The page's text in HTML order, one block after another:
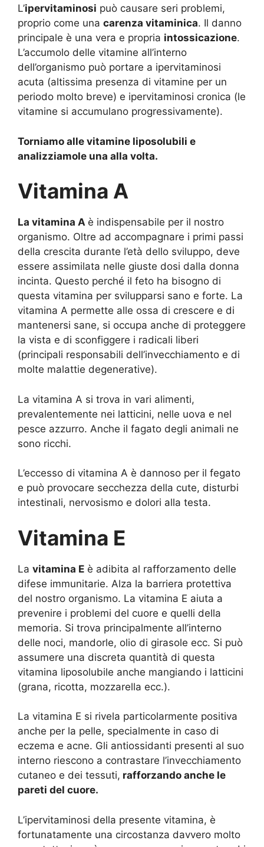
L’ipervitaminosi può causare seri problemi,
proprio come una carenza vitaminica. Il danno
principale è una vera e propria intossicazione.
L’accumolo delle vitamine all’interno
dell’organismo può portare a ipervitaminosi
acuta (altissima presenza di vitamine per un
periodo molto breve) e ipervitaminosi cronica (le
vitamine si accumulano progressivamente).
Torniamo alle vitamine liposolubili e
analizziamole una alla volta.
Vitamina A
La vitamina A è indispensabile per il nostro
organismo. Oltre ad accompagnare i primi passi
della crescita durante l’età dello sviluppo, deve
essere assimilata nelle giuste dosi dalla donna
incinta. Questo perché il feto ha bisogno di
questa vitamina per svilupparsi sano e forte. La
vitamina A permette alle ossa di crescere e di
mantenersi sane, si occupa anche di proteggere
la vista e di sconfiggere i radicali liberi
(principali responsabili dell’invecchiamento e di
molte malattie degenerative).
La vitamina A si trova in vari alimenti,
prevalentemente nei latticini, nelle uova e nel
pesce azzurro. Anche il fagato degli animali ne
sono ricchi.
L’eccesso di vitamina A è dannoso per il fegato
e può provocare secchezza della cute, disturbi
intestinali, nervosismo e dolori alla testa.
Vitamina E
La vitamina E è adibita al rafforzamento delle
difese immunitarie. Alza la barriera protettiva
del nostro organismo. La vitamina E aiuta a
prevenire i problemi del cuore e quelli della
memoria. Si trova principalmente all’interno
delle noci, mandorle, olio di girasole ecc. Si può
assumere una discreta quantità di questa
vitamina liposolubile anche mangiando i latticini
(grana, ricotta, mozzarella ecc.).
La vitamina E si rivela particolarmente positiva
anche per la pelle, specialmente in caso di
eczema e acne. Gli antiossidanti presenti al suo
interno riescono a contrastare l’invecchiamento
cutaneo e dei tessuti, rafforzando anche le
pareti del cuore.
L’ipervitaminosi della presente vitamina, è
fortunatamente una circostanza davvero molto